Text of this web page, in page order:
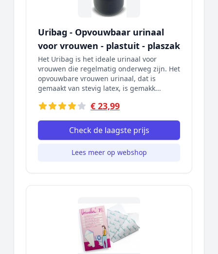
Uribag - Opvouwbaar urinaal
voor vrouwen - plastuit - plaszak
Het Uribag is het ideale urinaal voor
vrouwen die regelmatig onderweg zijn. Het
opvouwbare vrouwen urinaal, dat is
gemaakt van stevig latex, is gemakk...
€ 23,99
Check de laagste prijs
Lees meer op webshop